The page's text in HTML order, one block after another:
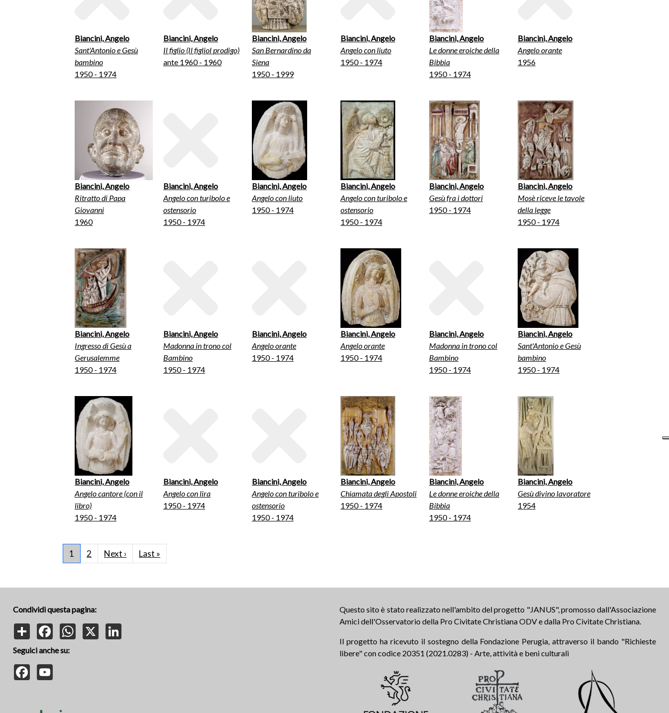
Biancini, Angelo
Sant'Antonio e Gesù
bambino
1950 - 1974
Biancini, Angelo
Il figlio (Il figliol prodigo)
ante 1960 - 1960
Biancini, Angelo
San Bernardino da
Siena
1950 - 1999
Biancini, Angelo
Angelo con liuto
1950 - 1974
Biancini, Angelo
Le donne eroiche della
Bibbia
1950 - 1974
Biancini, Angelo
Angelo orante
1956
Biancini, Angelo
Ritratto di Papa
Giovanni
1960
Biancini, Angelo
Angelo con turibolo e
ostensorio
1950 - 1974
Biancini, Angelo
Angelo con liuto
1950 - 1974
Biancini, Angelo
Angelo con turibolo e
ostensorio
1950 - 1974
Biancini, Angelo
Gesù fra i dottori
1950 - 1974
Biancini, Angelo
Mosè riceve le tavole
della legge
1950 - 1974
Biancini, Angelo
Ingresso di Gesù a
Gerusalemme
1950 - 1974
Biancini, Angelo
Madonna in trono col
Bambino
1950 - 1974
Biancini, Angelo
Angelo orante
1950 - 1974
Biancini, Angelo
Angelo orante
1950 - 1974
Biancini, Angelo
Madonna in trono col
Bambino
1950 - 1974
Biancini, Angelo
Sant'Antonio e Gesù
bambino
1950 - 1974
Biancini, Angelo
Angelo cantore (con il
libro)
1950 - 1974
Biancini, Angelo
Angelo con lira
1950 - 1974
Biancini, Angelo
Angelo con turibolo e
ostensorio
1950 - 1974
Biancini, Angelo
Chiamata degli Apostoli
1950 - 1974
Biancini, Angelo
Le donne eroiche della
Bibbia
1950 - 1974
Biancini, Angelo
Gesù divino lavoratore
1954
1 2 Next › Pagina successiva
Last »
Condividi questa pagina:
Share
FacebookWhatsApp
Seguici anche su:
Facebook
Questo sito è stato realizzato nell'ambito del progetto "JANUS", promosso dall'Associazione
Amici dell'Osservatorio della Pro Civitate Christiana ODV e dalla Pro Civitate Christiana.
Il progetto ha ricevuto il sostegno della Fondazione Perugia, attraverso il bando "Richieste
libere" con codice 20351 (2021.0283) - Arte, attività e beni culturali